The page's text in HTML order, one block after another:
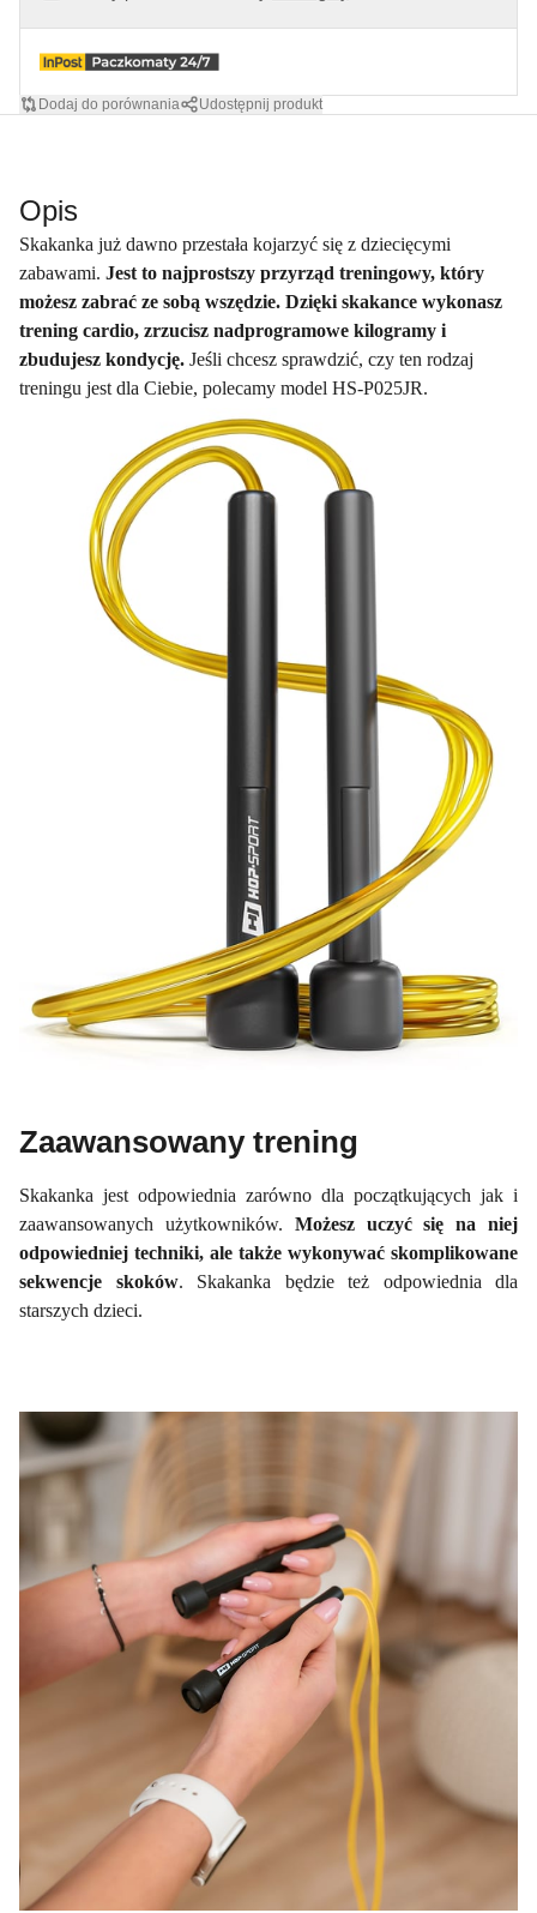
Dodaj do porównania Udostępnij produkt
Opis
Skakanka już dawno przestała kojarzyć się z dziecięcymi
zabawami. Jest to najprostszy przyrząd treningowy, który
możesz zabrać ze sobą wszędzie. Dzięki skakance wykonasz
trening cardio, zrzucisz nadprogramowe kilogramy i
zbudujesz kondycję. Jeśli chcesz sprawdzić, czy ten rodzaj
treningu jest dla Ciebie, polecamy model HS-P025JR.
Zaawansowany trening
Skakanka jest odpowiednia zarówno dla początkujących jak i
zaawansowanych użytkowników. Możesz uczyć się na niej
odpowiedniej techniki, ale także wykonywać skomplikowane
sekwencje skoków. Skakanka będzie też odpowiednia dla
starszych dzieci.